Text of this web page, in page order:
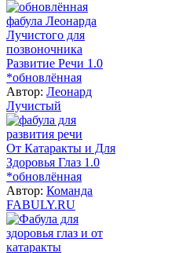
Развитие Речи 1.0
*обновлённая
Автор: Леонард
Лучистый
От Катаракты и Для
Здоровья Глаз 1.0
*обновлённая
Автор: Команда
FABULY.RU